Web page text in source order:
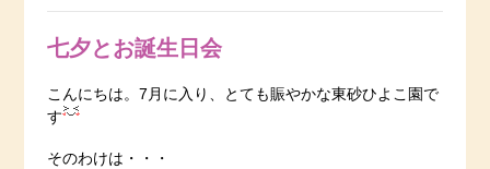
七夕とお誕生日会
こんにちは。7月に入り、とても賑やかな東砂ひよこ園で
す
そのわけは・・・